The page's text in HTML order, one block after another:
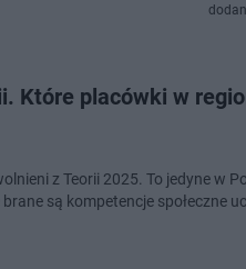
Które placówki w
z Teorii 2025. To jedyne w
są kompetencje społeczne